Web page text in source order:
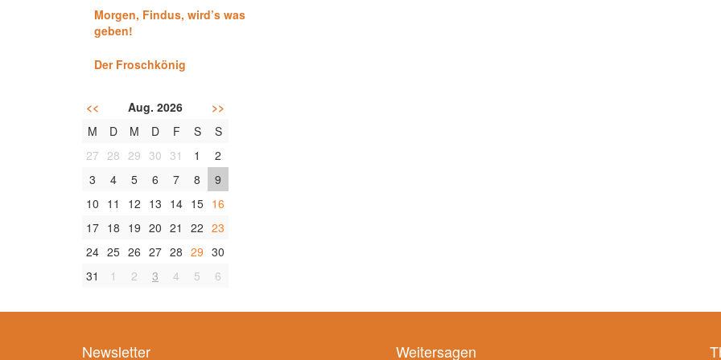
Morgen, Findus, wird’s was
geben!
Der Froschkönig
<< Aug. 2026
>>
M
D M D F S
S
27 28 29 30 31 1
2
3
4 5 6 7 8
9
10 11 12 13 14 15 16
17 18 19 20 21 22 23
24 25 26 27 28 29 30
31
1 2 3 4 5 6
Newsletter Weitersagen